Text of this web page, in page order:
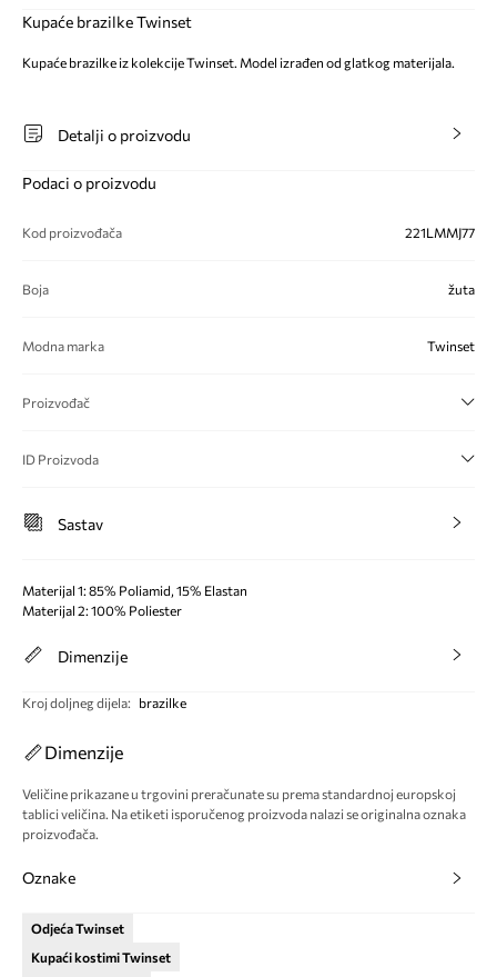
Kupaće brazilke Twinset
Kupaće brazilke iz kolekcije Twinset. Model izrađen od glatkog materijala.
Detalji o proizvodu
Podaci o proizvodu
Kod proizvođača 221LMMJ77
Boja žuta
Modna marka Twinset
Proizvođač
ID Proizvoda
Sastav
Materijal 1: 85% Poliamid, 15% Elastan
Materijal 2: 100% Poliester
Dimenzije
Kroj doljneg dijela: brazilke
Dimenzije
Veličine prikazane u trgovini preračunate su prema standardnoj europskoj
tablici veličina. Na etiketi isporučenog proizvoda nalazi se originalna oznaka
proizvođača.
Oznake
Odjeća Twinset
Kupaći kostimi Twinset